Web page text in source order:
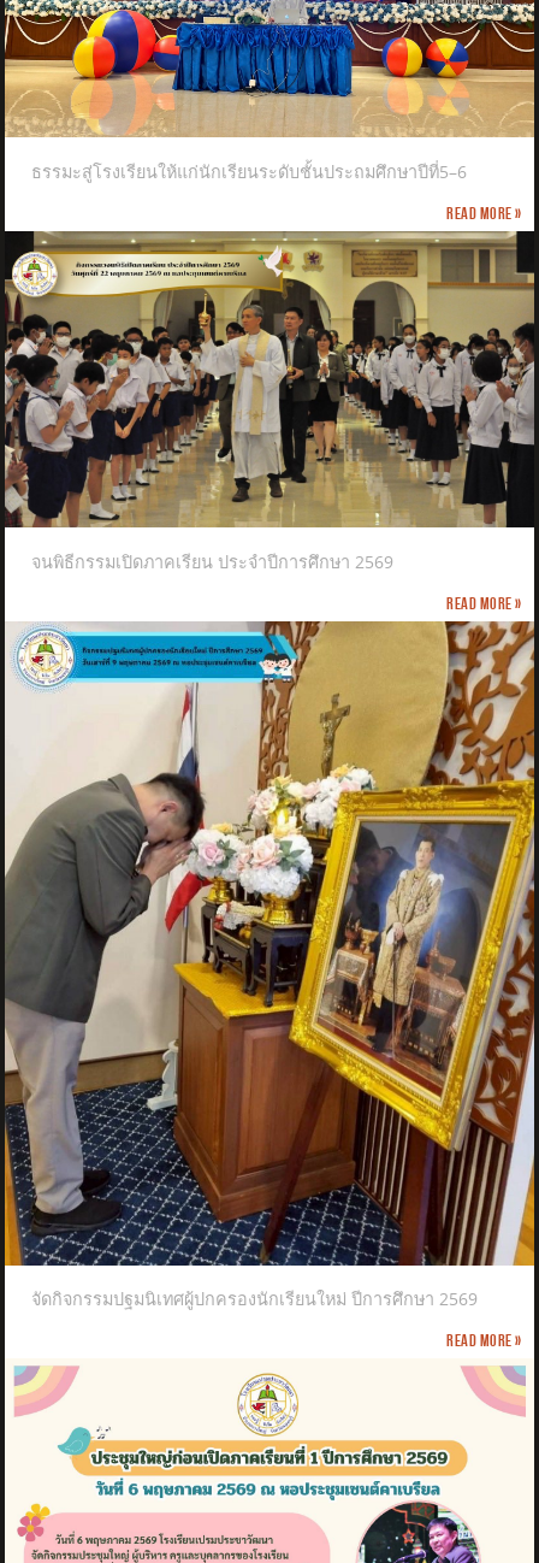
ธรรมะสู่โรงเรียนให้แก่นักเรียนระดับชั้นประถมศึกษาปีที่5–6
Read more »
จนพิธีกรรมเปิดภาคเรียน ประจำปีการศึกษา 2569
Read more »
จัดกิจกรรมปฐมนิเทศผู้ปกครองนักเรียนใหม่ ปีการศึกษา 2569
Read more »